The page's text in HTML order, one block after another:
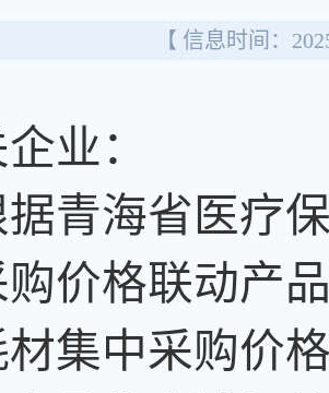
【 信息时间：
业：
海省医疗保
价格联动产
材集中采购价